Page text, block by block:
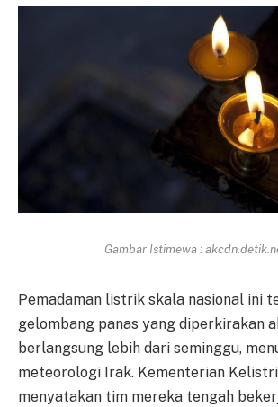
Gambar Istimewa :
Pemadaman listrik skala nasional ini
gelombang panas yang diperkirakan
berlangsung lebih dari seminggu,
meteorologi Irak. Kementerian
menyatakan tim mereka tengah